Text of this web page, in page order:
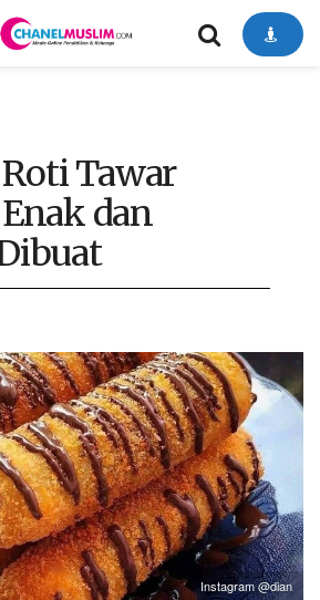
Roti Tawar
dan
Instagram @dian